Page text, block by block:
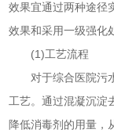
效果宜通过两种途径
效果和采用一级强化
(1)工艺流程
对于综合医院污水
工艺。通过混凝沉淀
降低消毒剂的用量，